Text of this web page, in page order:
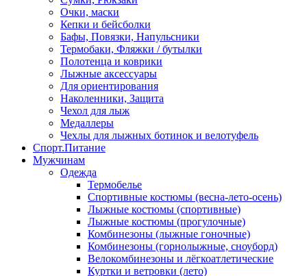
Очки, маски
Кепки и бейсболки
Бафы, Повязки, Напульсники
Термобаки, Фляжки / бутылки
Полотенца и коврики
Лыжные аксессуары
Для ориентирования
Наколенники, Защита
Чехол для лыж
Медаллеры
Чехлы для лыжных ботинок и велотуфель
Спорт.Питание
Мужчинам
Одежда
Термобелье
Спортивные костюмы (весна-лето-осень)
Лыжные костюмы (спортивные)
Лыжные костюмы (прогулочные)
Комбинезоны (лыжные гоночные)
Комбинезоны (горнолыжные, сноуборд)
Велокомбинезоны и лёгкоатлетические
Куртки и ветровки (лето)